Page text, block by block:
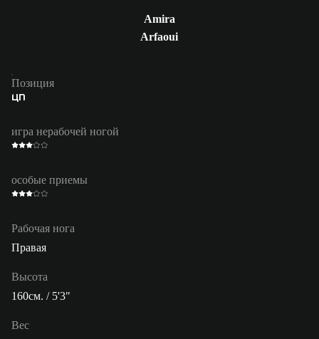
Amira
Arfaoui
Позиция
ЦП
игра нерабочей ногой
особые приемы
Рабочая нога
Правая
Высота
160см. / 5'3"
Вес